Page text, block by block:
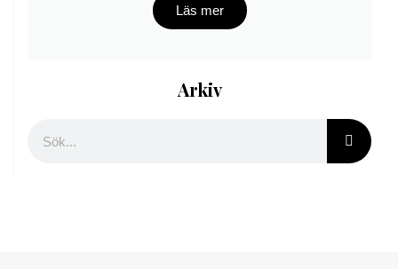
Läs mer
Arkiv